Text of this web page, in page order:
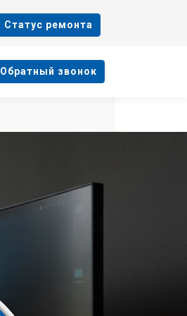
Cтатус ремонта
Oбратный звонок